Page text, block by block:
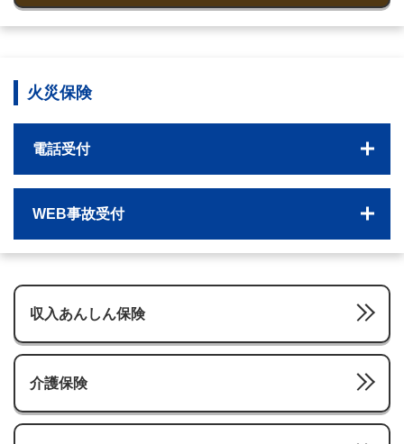
火災保険
電話受付
WEB事故受付
収入あんしん保険
介護保険